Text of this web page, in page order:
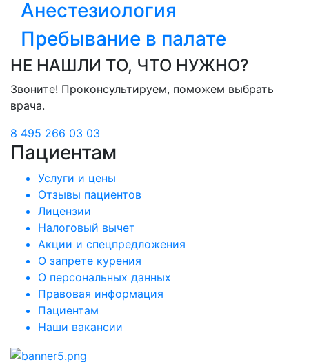
Анестезиология
Пребывание в палате
НЕ НАШЛИ ТО, ЧТО НУЖНО?
Звоните! Проконсультируем, поможем выбрать
врача.
8 495 266 03 03
Пациентам
Услуги и цены
Отзывы пациентов
Лицензии
Налоговый вычет
Акции и спецпредложения
О запрете курения
О персональных данных
Правовая информация
Пациентам
Наши вакансии